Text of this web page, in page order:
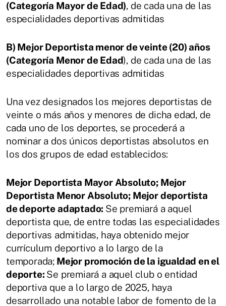
(Categoría Mayor de Edad), de cada una de las
especialidades deportivas admitidas
B) Mejor Deportista menor de veinte (20) años
(Categoría Menor de Edad), de cada una de las
especialidades deportivas admitidas
Una vez designados los mejores deportistas de
veinte o más años y menores de dicha edad, de
cada uno de los deportes, se procederá a
nominar a dos únicos deportistas absolutos en
los dos grupos de edad establecidos:
Mejor Deportista Mayor Absoluto; Mejor
Deportista Menor Absoluto; Mejor deportista
de deporte adaptado: Se premiará a aquel
deportista que, de entre todas las especialidades
deportivas admitidas, haya obtenido mejor
currículum deportivo a lo largo de la
temporada; Mejor promoción de la igualdad en el
deporte: Se premiará a aquel club o entidad
deportiva que a lo largo de 2025, haya
desarrollado una notable labor de fomento de la